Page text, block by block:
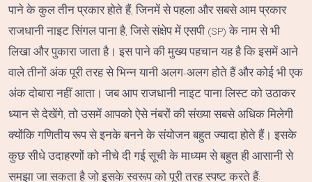
पाने के कुल तीन प्रकार होते हैं, जिनमें से पहला और सबसे आम प्रकार
राजधानी नाइट सिंगल पाना है, जिसे संक्षेप में एसपी (SP) के नाम से भी
लिखा और पुकारा जाता है। इस पाने की मुख्य पहचान यह है कि इसमें आने
वाले तीनों अंक पूरी तरह से भिन्न यानी अलग-अलग होते हैं और कोई भी एक
अंक दोबारा नहीं आता। जब आप राजधानी नाइट पाना लिस्ट को उठाकर
ध्यान से देखेंगे, तो उसमें आपको ऐसे नंबरों की संख्या सबसे अधिक मिलेगी
क्योंकि गणितीय रूप से इनके बनने के संयोजन बहुत ज्यादा होते हैं। इसके
कुछ सीधे उदाहरणों को नीचे दी गई सूची के माध्यम से बहुत ही आसानी से
समझा जा सकता है जो इसके स्वरूप को पूरी तरह स्पष्ट करते हैं: